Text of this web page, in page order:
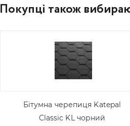
Покупці також
Бітумна черепиця Katepal
Classic KL чорний